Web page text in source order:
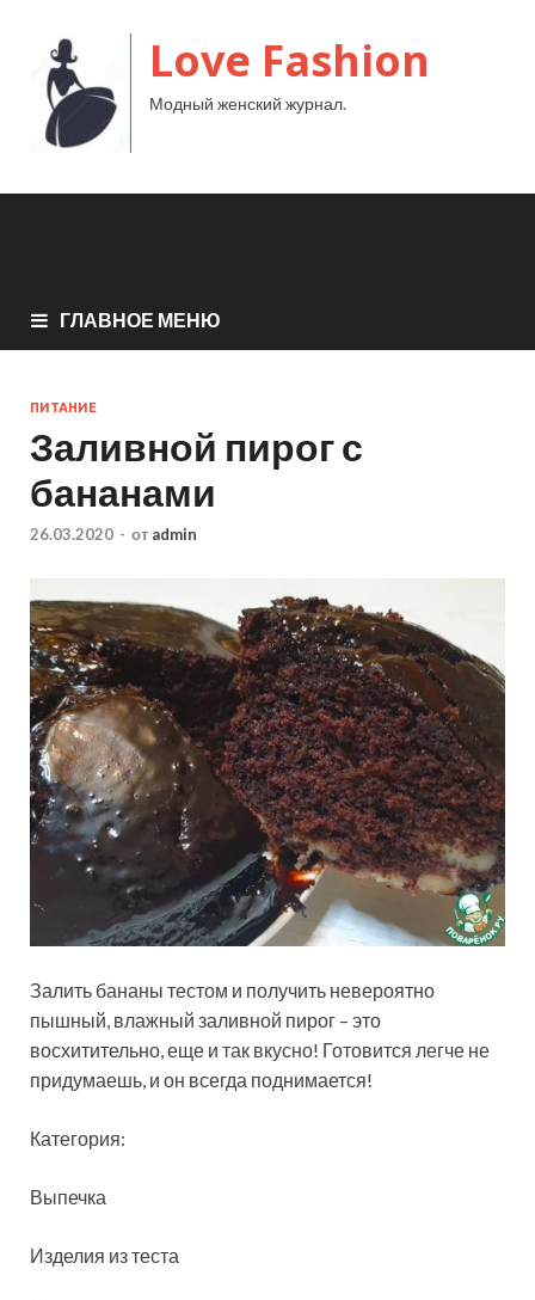
Love Fashion
Модный женский журнал.
ГЛАВНОЕ МЕНЮ
ПИТАНИЕ
Заливной пирог с
бананами
26.03.2020 - от admin
Залить бананы тестом и получить невероятно
пышный, влажный заливной пирог – это
восхитительно, еще и так вкусно! Готовится легче не
придумаешь, и он всегда поднимается!
Категория:
Выпечка
Изделия из теста